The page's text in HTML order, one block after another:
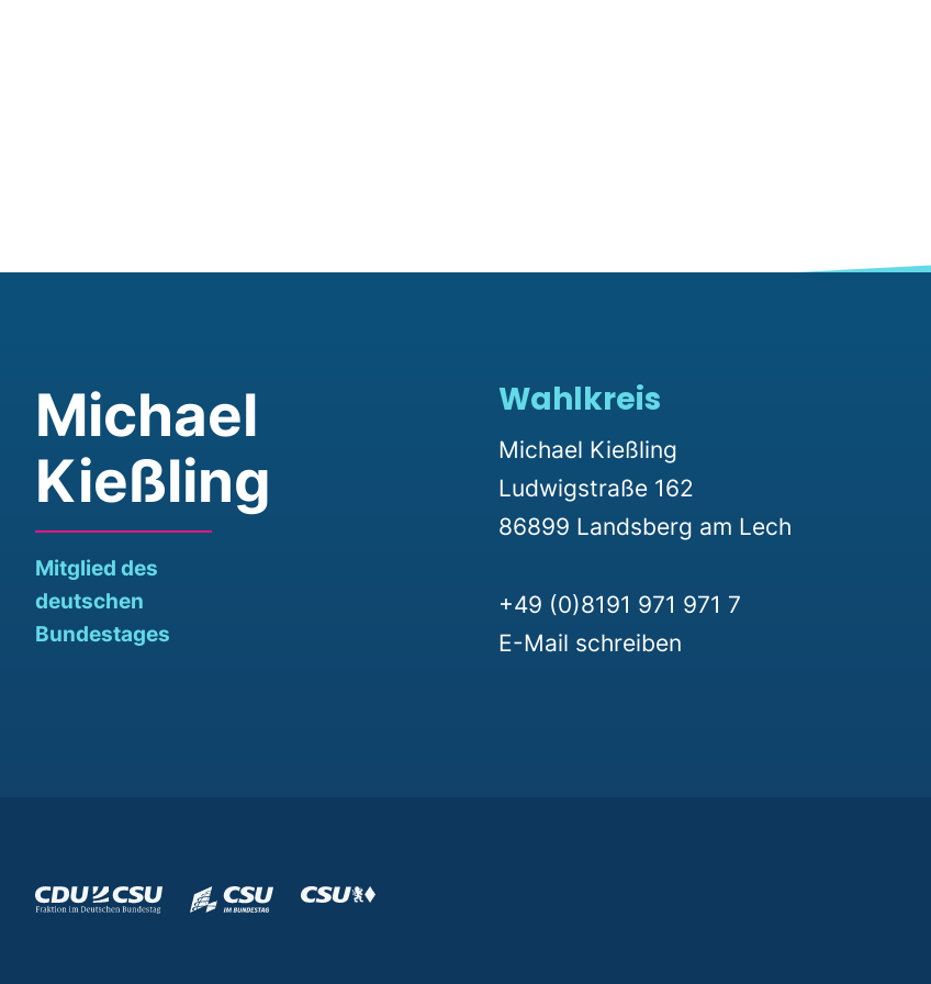
Michael
Kießling
Mitglied des
deutschen
Bundestages
Wahlkreis
Michael Kießling
Ludwigstraße 162
86899 Landsberg am Lech
+49 (0)8191 971 971 7
E-Mail schreiben